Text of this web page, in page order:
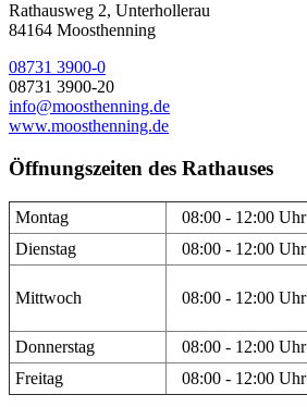
Rathausweg 2, Unterhollerau
84164 Moosthenning
08731 3900-0
08731 3900-20
info@moosthenning.de
www.moosthenning.de
Öffnungszeiten des Rathauses
Montag 08:00 - 12:00 Uhr
Dienstag
08:00 - 12:00 Uhr
Mittwoch 08:00 - 12:00 Uhr
Donnerstag 08:00 - 12:00 Uhr
Freitag
08:00 - 12:00 Uhr